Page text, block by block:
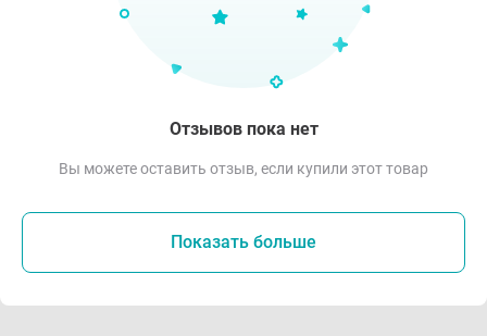
Отзывов пока нет
Вы можете оставить отзыв, если купили этот товар
Показать больше